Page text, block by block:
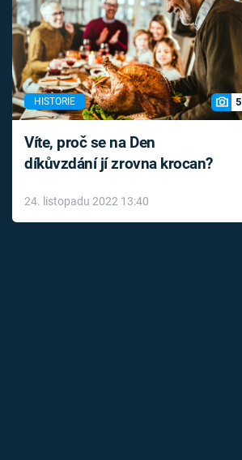
HISTORIE 5
Víte, proč se na Den
díkůvzdání jí zrovna krocan?
24. listopadu 2022 13:40